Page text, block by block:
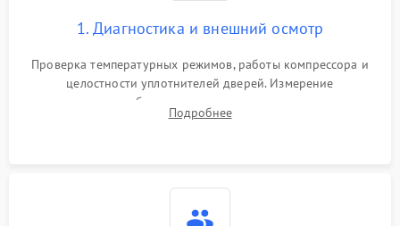
работе
2000 ₽ Подробнее →
1000 ₽
1800 ₽
1. Диагностика и внешний осмотр
Проверка температурных режимов, работы компрессора и
целостности уплотнителей дверей. Измерение
сопротивления обмоток мотора, проверка термостата и
считывание кодов ошибок с электронного дисплея.
Подробнее